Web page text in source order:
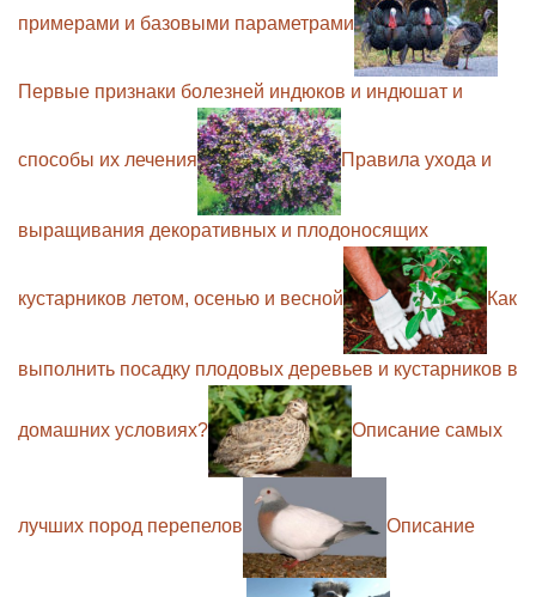
примерами и базовыми параметрами
Первые признаки болезней индюков и индюшат и
способы их лечения Правила ухода и
выращивания декоративных и плодоносящих
кустарников летом, осенью и весной Как
выполнить посадку плодовых деревьев и кустарников в
домашних условиях? Описание самых
лучших пород перепелов Описание